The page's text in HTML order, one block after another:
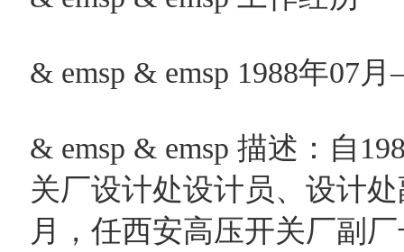
& emsp & emsp 1988年07
& emsp & emsp 描述：自
关厂设计处设计员、设计
月，任西安高压开关厂副